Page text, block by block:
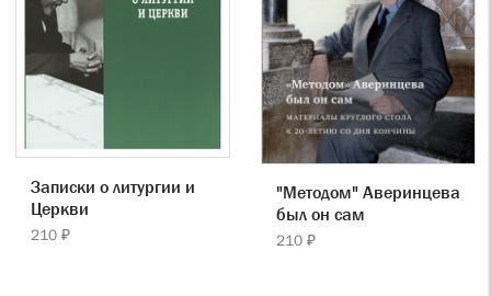
Записки о литургии и
Церкви
210 ₽
"Методом" Аверинцева
был он сам
210 ₽